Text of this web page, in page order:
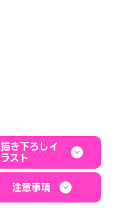
描き下ろしイ
ラスト
注意事項